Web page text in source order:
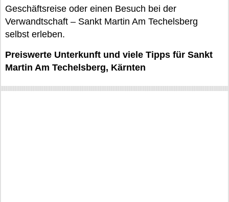
Geschäftsreise oder einen Besuch bei der
Verwandtschaft – Sankt Martin Am Techelsberg
selbst erleben.
Preiswerte Unterkunft und viele Tipps für Sankt
Martin Am Techelsberg, Kärnten